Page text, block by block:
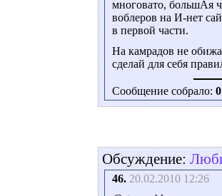
многовато, большАя
воблеров на И-нет
в первой части.
На камрадов не
сделай для себя
Сообщение собрало: 0
Обсуждение:
46. 20.02.2010 12:26